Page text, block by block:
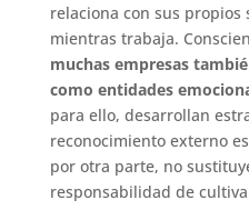
relaciona con sus propios
mientras trabaja.
muchas empresas
como entidades
para ello, desarrollan
reconocimiento externo
por otra parte, no
responsabilidad de